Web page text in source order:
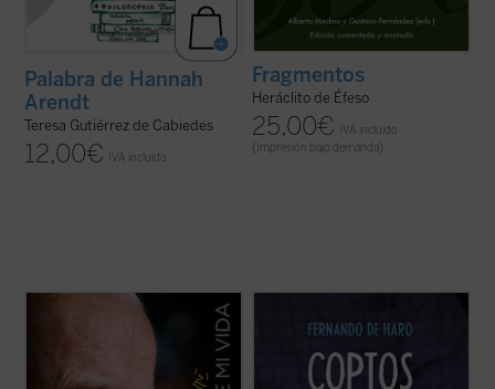
Palabra de Hannah
Arendt
Teresa Gutiérrez de Cabiedes
12,00€ IVA incluido
Fragmentos
Heráclito de Éfeso
25,00€
IVA incluido
(Impresión bajo demanda)
Una verdadera "autobiografía" del papa
Wojtyla elaborada a partir de las
confidencias personales que él mismo fue
revelando en los cerca de quince mil textos
y discursos que llevo a cabo durante sus
27 años de pontificado....
encuentros sobre el terreno, el periodista
Fernando de Haro nos acerca a la
actualidad y la historia de estos cristianos
de Oriente Próximo que, a pesar de la
persecución, persisten en su rechazo de la